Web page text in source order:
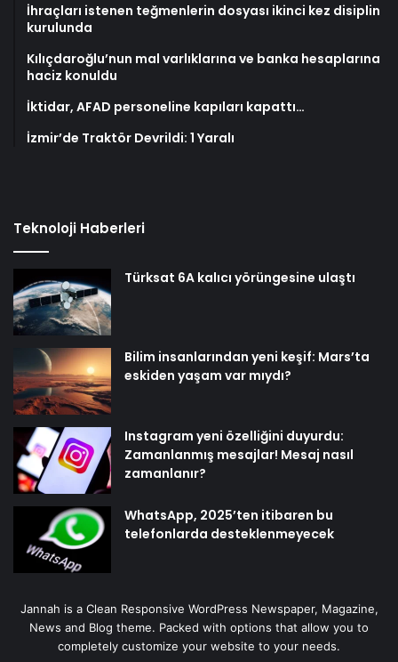
İhraçları istenen teğmenlerin dosyası ikinci kez disiplin
kurulunda
Kılıçdaroğlu’nun mal varlıklarına ve banka hesaplarına
haciz konuldu
İktidar, AFAD personeline kapıları kapattı…
İzmir’de Traktör Devrildi: 1 Yaralı
Teknoloji Haberleri
Türksat 6A kalıcı yörüngesine ulaştı
Bilim insanlarından yeni keşif: Mars’ta
eskiden yaşam var mıydı?
Instagram yeni özelliğini duyurdu:
Zamanlanmış mesajlar! Mesaj nasıl
zamanlanır?
WhatsApp, 2025’ten itibaren bu
telefonlarda desteklenmeyecek
Jannah is a Clean Responsive WordPress Newspaper, Magazine,
News and Blog theme. Packed with options that allow you to
completely customize your website to your needs.